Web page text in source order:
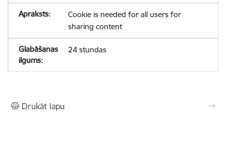
Cookie is needed for all users for
sharing content
24 stundas
Drukāt lapu